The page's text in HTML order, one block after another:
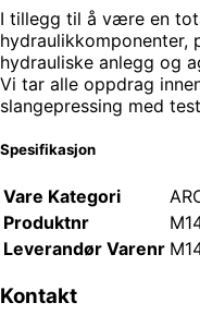
I tillegg til å være en
hydraulikkomponenter,
hydrauliske anlegg og
Vi tar alle oppdrag
slangepressing med
Spesifikasjon
Vare Kategori
Produktnr
Leverandør Varenr
Kontakt